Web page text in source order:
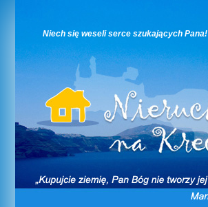
Niech się weseli serce szukających Pana!